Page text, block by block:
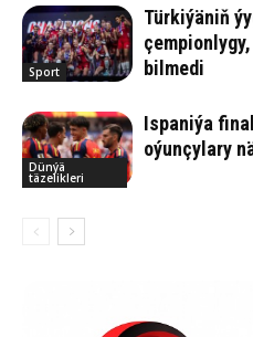
Sport
Türkiýäniň
bilmedi
Dünýä
täzelikleri
Ispaniýa
oýunçylary